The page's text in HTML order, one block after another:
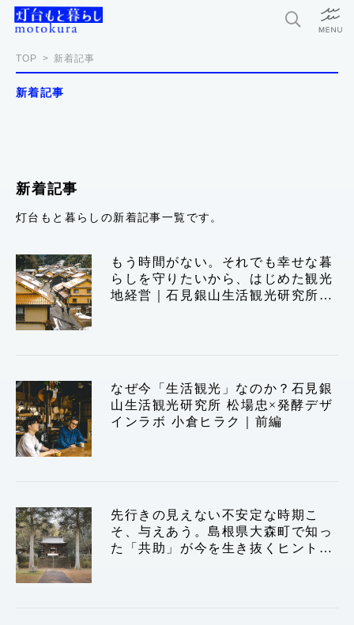
TOP 新着記事
新着記事
新着記事
灯台もと暮らしの新着記事一覧です。
もう時間がない。それでも幸せな暮
らしを守りたいから、はじめた観光
地経営｜石見銀山生活観光研究所
なぜ今「生活観光」なのか？石見銀
山生活観光研究所 松場忠×発酵デザ
インラボ 小倉ヒラク｜前編
先行きの見えない不安定な時期こ
そ、与えあう。島根県大森町で知っ
た「共助」が今を生き抜くヒントか
灯台もと暮らしとは？
お問い合わせ